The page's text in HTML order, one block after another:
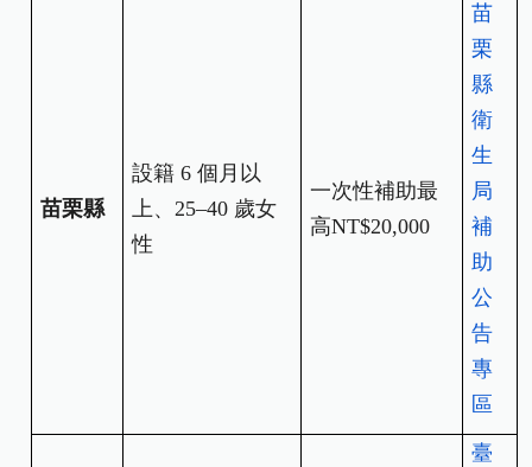
苗栗縣
設籍 6 個月以
上、25–40 歲女
性
一次性補助最
高NT$20,000
苗
栗
縣
衛
生
局
補
助
公
告
專
區
臺